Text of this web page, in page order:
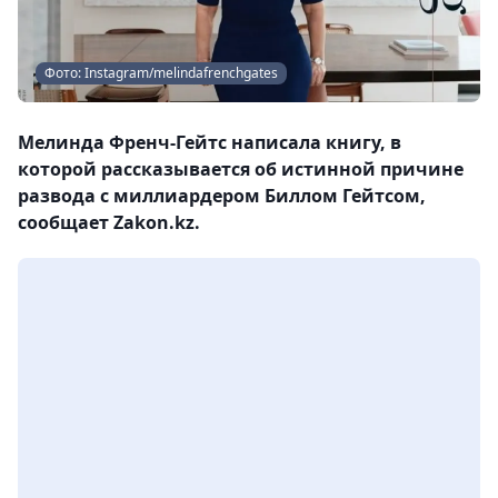
Фото: Instagram/melindafrenchgates
Мелинда Френч-Гейтс написала книгу, в
которой рассказывается об истинной причине
развода с миллиардером Биллом Гейтсом,
сообщает Zakon.kz.